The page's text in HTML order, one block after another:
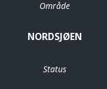
Område
NORDSJØEN
Status